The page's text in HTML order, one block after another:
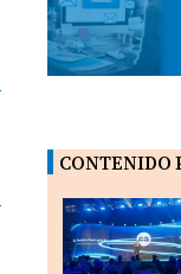
CONTENIDO